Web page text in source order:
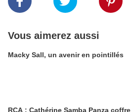
Vous aimerez aussi
Macky Sall, un avenir en pointillés
RCA : Cathérine Samba Panza coffre